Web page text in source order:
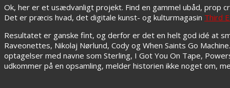
Ok, her er et usædvanligt projekt. Find en gammel ubåd, prop
Det er præcis hvad, det digitale kunst- og kulturmagasin Third
Resultatet er ganske fint, og derfor er det en helt god idé at
Raveonettes, Nikolaj Nørlund, Cody og When Saints Go
optagelser med navne som Sterling, I Got You On Tape,
udkommer på en opsamling, melder historien ikke noget om,